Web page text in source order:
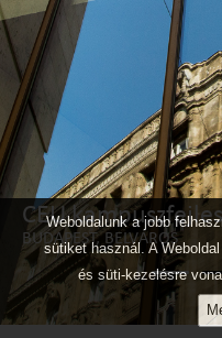
Magyar Zene Háza
BUDAPEST, VÁROSLIGET
CEU
BUDAPEST, BELVÁROS
Magyar Műszaki
BUDAPEST, ÉSZAKI
Dél-budai
BUDAPEST, DOBOGÓ
Weboldalunk a jobb
sütiket használ. A
és süti-kezelésre